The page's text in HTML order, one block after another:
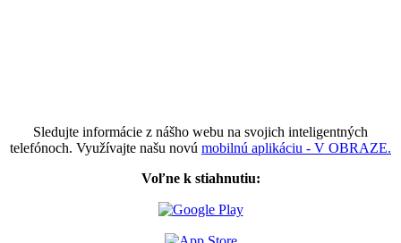
Sledujte informácie z nášho webu na svojich inteligentných
telefónoch. Využívajte našu novú mobilnú aplikáciu - V OBRAZE.
Voľne k stiahnutiu: